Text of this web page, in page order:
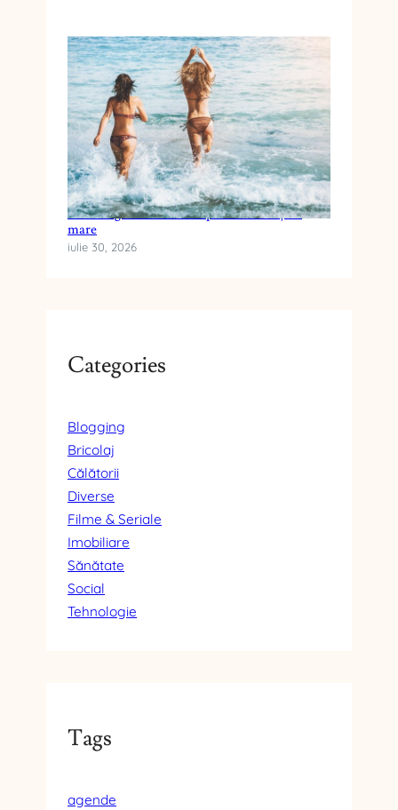
Cum alegi crema cu SPF pentru vacanța la
mare
iulie 30, 2026
Categories
Blogging
Bricolaj
Călătorii
Diverse
Filme & Seriale
Imobiliare
Sănătate
Social
Tehnologie
Tags
agende